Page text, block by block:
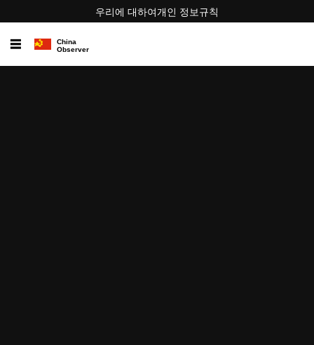
우리에 대하여개인 정보규칙
☰